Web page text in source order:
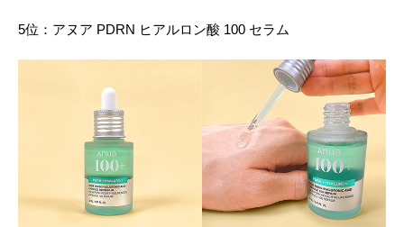
5位：アヌア PDRN ヒアルロン酸 100 セラム